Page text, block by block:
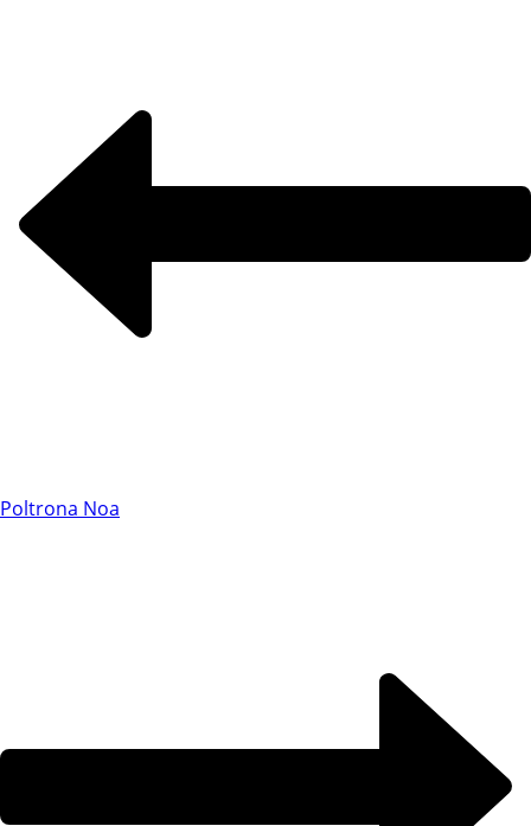
Poltrona Noa